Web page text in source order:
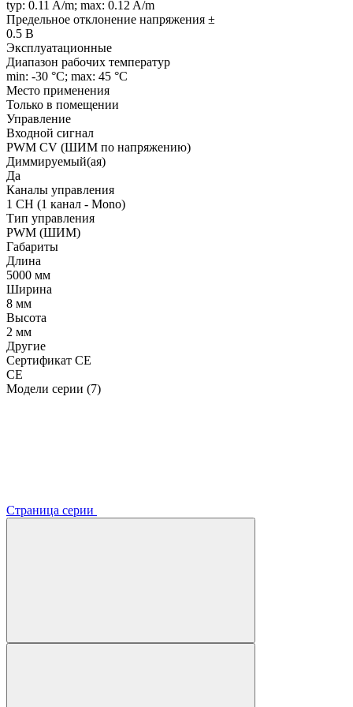
typ: 0.11 A/m; max: 0.12 A/m
Предельное отклонение напряжения ±
0.5 В
Эксплуатационные
Диапазон рабочих температур
min: -30 °C; max: 45 °C
Место применения
Только в помещении
Управление
Входной сигнал
PWM СV (ШИМ по напряжению)
Диммируемый(ая)
Да
Каналы управления
1 CH (1 канал - Mono)
Тип управления
PWM (ШИМ)
Габариты
Длина
5000 мм
Ширина
8 мм
Высота
2 мм
Другие
Сертификат CE
CE
Модели серии (7)
Страница серии